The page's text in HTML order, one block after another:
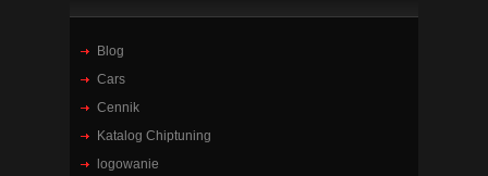
Blog
Cars
Cennik
Katalog Chiptuning
logowanie